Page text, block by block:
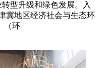
转型升级和绿色发展。入
冀地区经济社会与生态环
（环